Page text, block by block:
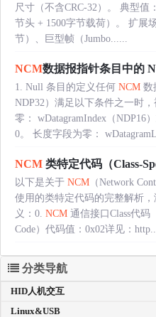
尺寸（不含CRC-32）。 典型值
节头 + 1500字节载荷）。 扩展
节）、巨型帧（Jumbo......
NCM数据报指针条目中的
1. Null 条目的定义任何 NCM 数
NDP32）满足以下条件之一时
零： wDatagramIndex（NDP16
0。 长度字段为零：
NCM 类特定代码（Class-
以下是关于 NCM （Network
使用的类特定代码的完整解析
义：0. NCM 通信接口Class代码
Code）代码值：0x02详见：
分类导航
HID人机交互
Linux&USB